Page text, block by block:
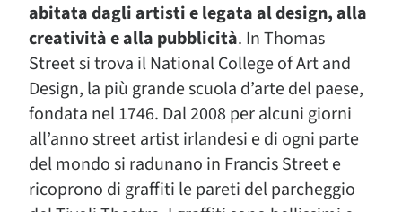
abitata dagli artisti e legata al design, alla
creatività e alla pubblicità. In Thomas
Street si trova il National College of Art and
Design, la più grande scuola d’arte del paese,
fondata nel 1746. Dal 2008 per alcuni giorni
all’anno street artist irlandesi e di ogni parte
del mondo si radunano in Francis Street e
ricoprono di graffiti le pareti del parcheggio